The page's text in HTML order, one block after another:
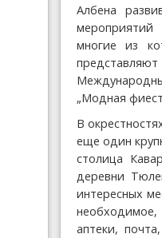
Албена
мероприятий
многие из
„Модная
В
еще один
столица
деревни
интересных
аптеки,